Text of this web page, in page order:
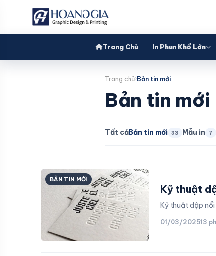
Trang Chủ In Phun Khổ Lớn
Trang chủ Bản tin mới
Bản tin mới
Tất cảBản tin mới 33 Mẫu in 7
BẢN TIN MỚI
Kỹ thuật
Kỹ thuật dập
01/03/202513